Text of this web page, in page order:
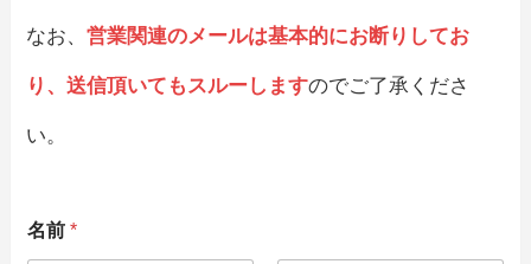
なお、営業関連のメールは基本的にお断りしてお
り、送信頂いてもスルーしますのでご了承くださ
い。
名前*